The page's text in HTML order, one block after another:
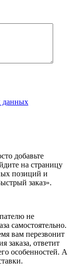
данных
добавьте
на страницу
позиций и
заказ».
не
самостоятельно.
вам перезвонит
заказа, ответит
особенностей. А